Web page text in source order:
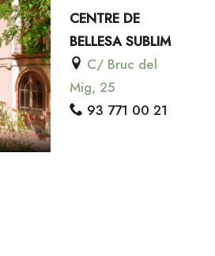
CENTRE DE
BELLESA SUBLIM
C/ Bruc del
Mig, 25
93 771 00 21